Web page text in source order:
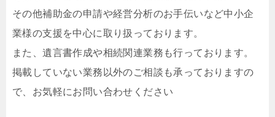
その他補助金の申請や経営分析のお手伝いなど中小企
業様の支援を中心に取り扱っております。
また、遺言書作成や相続関連業務も行っております。
掲載していない業務以外のご相談も承っておりますの
で、お気軽にお問い合わせください